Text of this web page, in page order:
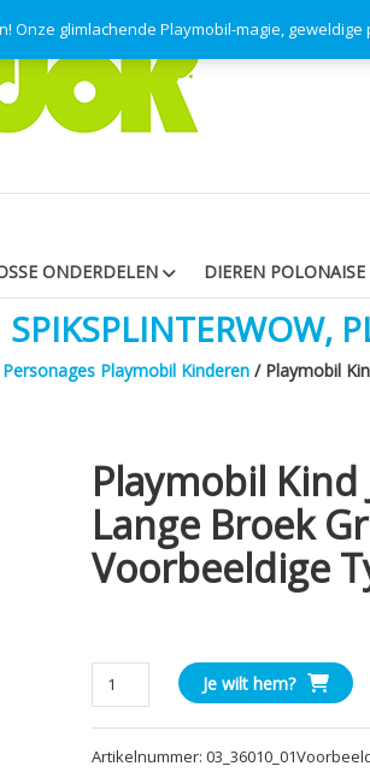
Onze glimlachende Playmobil-magie,
ONDERDELEN DIEREN POLONAISE
SPIKSPLINTERWOW,
Personages Playmobil Kinderen/ Playmobil
Playmobil Kind
Lange Broek
Voorbeeldige
Playmobil
Kind
Jongen,
Lange
Je wilt hem?
Artikelnummer: